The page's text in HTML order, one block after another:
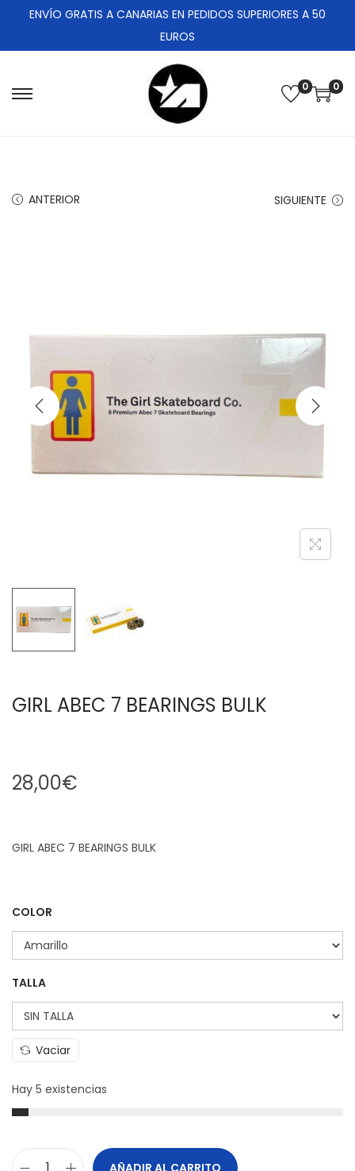
ENVÍO GRATIS A CANARIAS EN PEDIDOS SUPERIORES A 50
EUROS
0 0
ANTERIOR SIGUIENTE
GIRL ABEC 7 BEARINGS BULK
28,00€
GIRL ABEC 7 BEARINGS BULK
COLOR
TALLA
Vaciar
Hay 5 existencias
AÑADIR AL CARRITO